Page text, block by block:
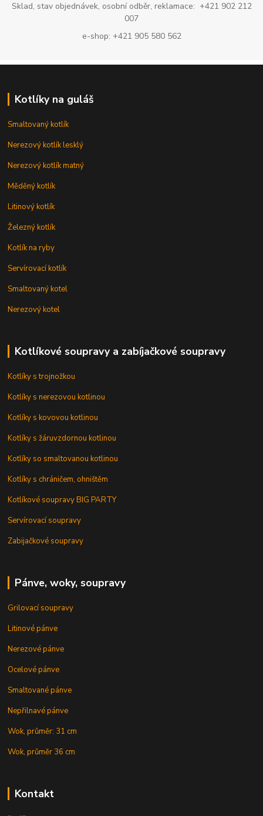
Sklad, stav objednávek, osobní odběr, reklamace: +421 902 212
007
e-shop: +421 905 580 562
Kotlíky na guláš
Smaltovaný kotlík
Nerezový kotlík lesklý
Nerezový kotlík matný
Měděný kotlík
Litinový kotlík
Železný kotlík
Kotlík na ryby
Servírovací kotlík
Smaltovaný kotel
Nerezový kotel
Kotlíkové soupravy a zabíjačkové soupravy
Kotlíky s trojnožkou
Kotlíky s nerezovou kotlinou
Kotlíky s kovovou kotlinou
Kotlíky s žáruvzdornou kotlinou
Kotlíky so smaltovanou kotlinou
Kotlíky s chráničem, ohništěm
Kotlíkové soupravy BIG PARTY
Servírovací soupravy
Zabijačkové soupravy
Pánve, woky, soupravy
Grilovací soupravy
Litinové pánve
Nerezové pánve
Ocelové pánve
Smaltované pánve
Nepřilnavé pánve
Wok, průměr: 31 cm
Wok, průměr 36 cm
Kontakt